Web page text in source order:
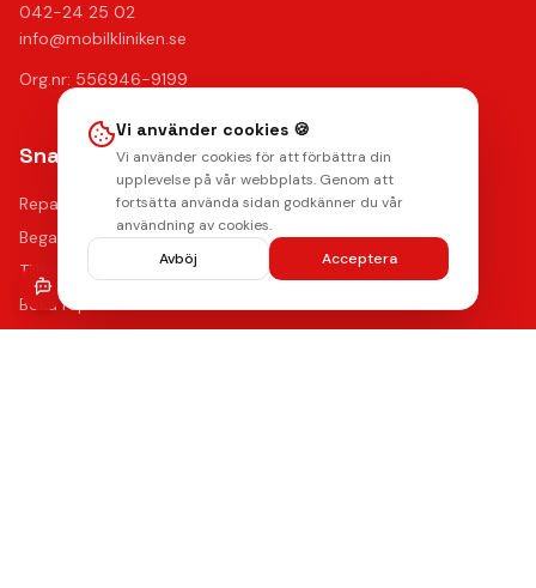
042-24 25 02
info@mobilkliniken.se
Org.nr: 556946-9199
Snabblänkar
Reparationer
Begagnade mobiler
Tillbehör
Boka reparation
Vi använder cookies 🍪
Vi använder cookies för att förbättra din
upplevelse på vår webbplats. Genom att
fortsätta använda sidan godkänner du vår
användning av cookies.
Avböj
Acceptera